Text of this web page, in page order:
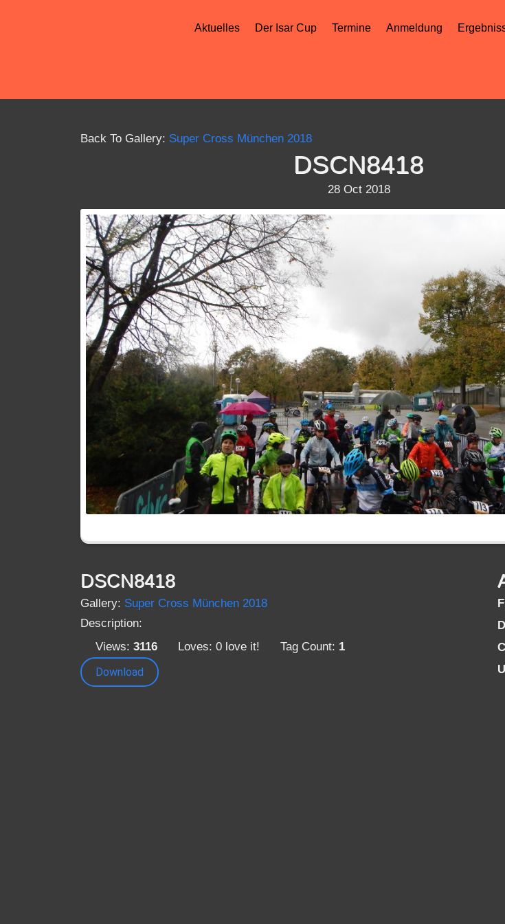
Aktuelles Der Isar Cup Termine Anmeldung
Back To Gallery: Super Cross München 2018
DSCN8418
28 Oct 2018
DSCN8418
Gallery: Super Cross München 2018
Description:
Views: 3116 Loves: 0 love it! Tag Count: 1
Download